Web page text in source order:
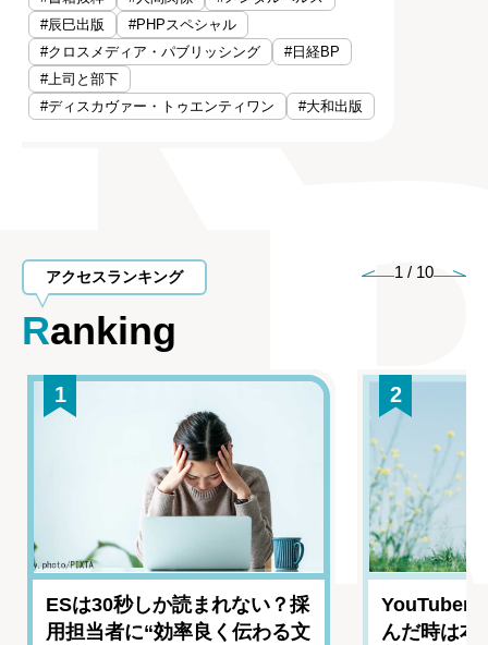
#辰巳出版
#PHPスペシャル
#クロスメディア・パブリッシング
#日経BP
#上司と部下
#ディスカヴァー・トゥエンティワン
#大和出版
アクセスランキング
Ranking
1 / 10
1
ESは30秒しか読まれない？採
用担当者に“効率良く伝わる文
2
YouTuber
んだ時は